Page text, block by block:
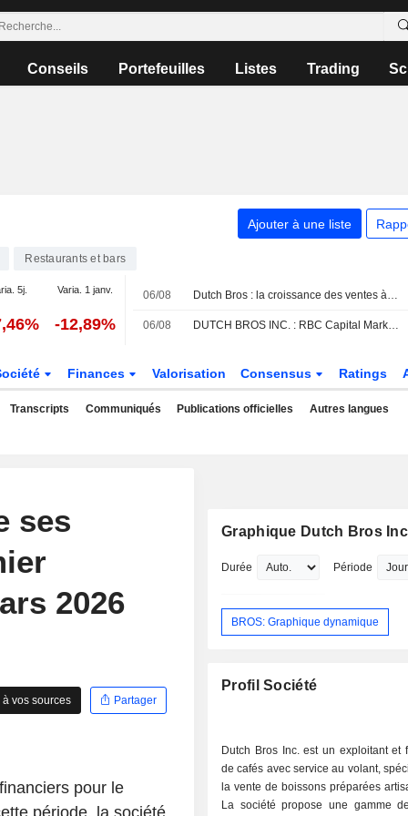
Conseils Portefeuilles Listes Trading
Ajouter à une liste
Restaurants et bars
5j. Varia. 1 janv.
-12,89%
06/08 Dutch Bros : la croissance des ventes à périmètre constant au T2 et les perspectives du T3 déçoivent les attentes du marché, selon RBC Capital Markets
06/08 DUTCH BROS INC. : RBC Capital Markets favorable sur le dossier
Finances Valorisation Consensus Ratings
Transcripts Communiqués Publications officielles Autres langues
ses
2026
vos sources Partager
pour le
Graphique Dutch Bros
Durée Période
BROS: Graphique dynamique
Profil Société
Dutch Bros Inc. est un exploitant et
de cafés avec service au volant,
la vente de boissons préparées
La société propose une gamme